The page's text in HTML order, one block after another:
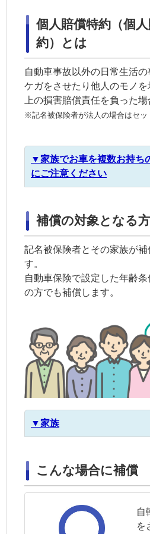
個人賠償特約（個
約）とは
自動車事故以外の日常生活
ケガをさせたり他人のモノを
上の損害賠償責任を負った場
※記名被保険者が法人の場合はセッ
▼家族でお車を複数お持ち
にご注意ください
補償の対象となる方
記名被保険者とその家族が補
す。
自動車保険で設定した年齢
の方でも補償します。
▼家族
こんな場合に補償
自
を